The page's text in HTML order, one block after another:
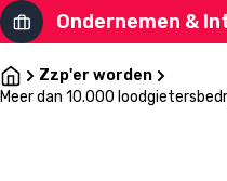
Ondernemen &
Zzp'er worden
Meer dan 10.000